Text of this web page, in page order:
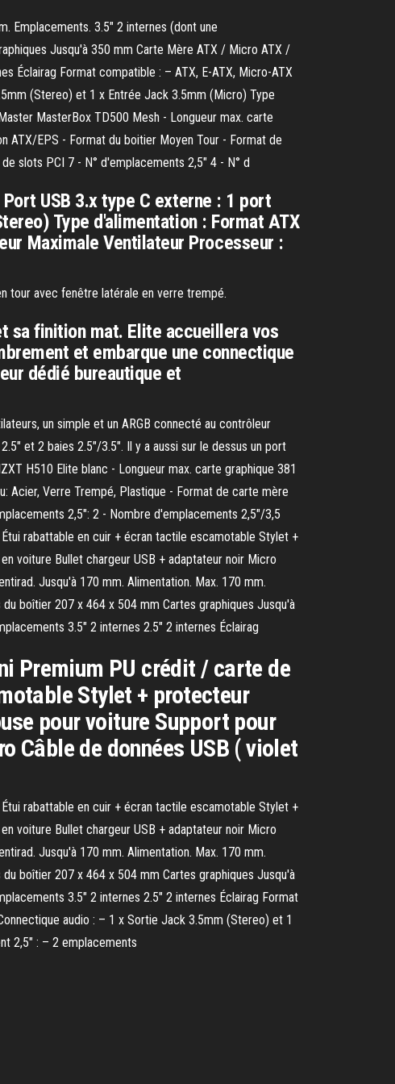
Emplacements. 3.5" 2 internes (dont une
Jusqu'à 350 mm Carte Mère ATX / Micro ATX /
Éclairag Format compatible : – ATX, E-ATX, Micro-ATX
(Stereo) et 1 x Entrée Jack 3.5mm (Micro) Type
MasterBox TD500 Mesh - Longueur max. carte
ATX/EPS - Format du boitier Moyen Tour - Format de
slots PCI 7 - N° d'emplacements 2,5" 4 - N° d
USB 3.x type C externe : 1 port
Type d'alimentation : Format ATX
Maximale Ventilateur Processeur :
tour avec fenêtre latérale en verre trempé.
sa finition mat. Elite accueillera vos
et embarque une connectique
dédié bureautique et
un simple et un ARGB connecté au contrôleur
et 2 baies 2.5"/3.5". Il y a aussi sur le dessus un port
H510 Elite blanc - Longueur max. carte graphique 381
Acier, Verre Trempé, Plastique - Format de carte mère
2,5": 2 - Nombre d'emplacements 2,5"/3,5
rabattable en cuir + écran tactile escamotable Stylet +
voiture Bullet chargeur USB + adaptateur noir Micro
Jusqu'à 170 mm. Alimentation. Max. 170 mm.
boîtier 207 x 464 x 504 mm Cartes graphiques Jusqu'à
3.5" 2 internes 2.5" 2 internes Éclairag
Premium PU crédit / carte de
Stylet + protecteur
pour voiture Support pour
Câble de données USB ( violet
rabattable en cuir + écran tactile escamotable Stylet +
voiture Bullet chargeur USB + adaptateur noir Micro
Jusqu'à 170 mm. Alimentation. Max. 170 mm.
boîtier 207 x 464 x 504 mm Cartes graphiques Jusqu'à
3.5" 2 internes 2.5" 2 internes Éclairag Format
audio : – 1 x Sortie Jack 3.5mm (Stereo) et 1
2,5″ : – 2 emplacements